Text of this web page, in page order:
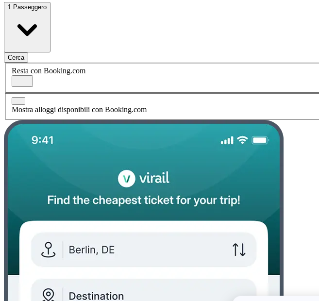
1 Passeggero
Cerca
Resta con Booking.com
Mostra alloggi disponibili con Booking.com